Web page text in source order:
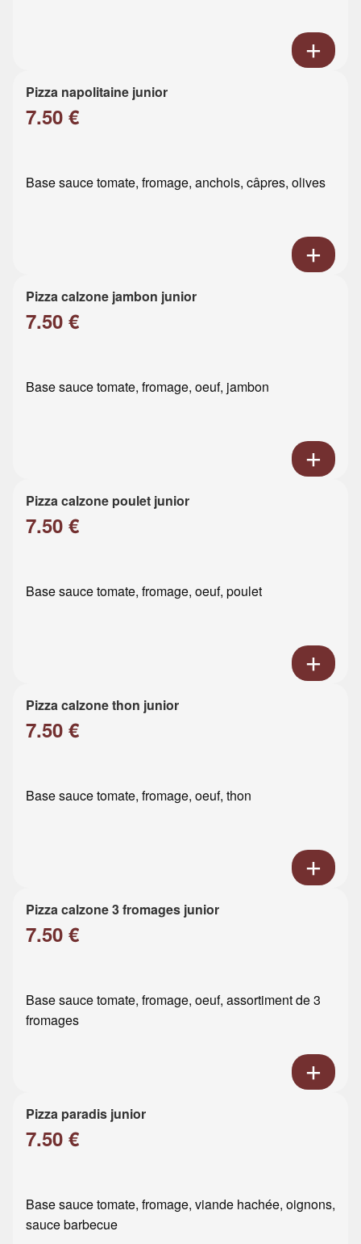
Pizza napolitaine junior
7.50 €
Base sauce tomate, fromage, anchois, câpres, olives
Pizza calzone jambon junior
7.50 €
Base sauce tomate, fromage, oeuf, jambon
Pizza calzone poulet junior
7.50 €
Base sauce tomate, fromage, oeuf, poulet
Pizza calzone thon junior
7.50 €
Base sauce tomate, fromage, oeuf, thon
Pizza calzone 3 fromages junior
7.50 €
Base sauce tomate, fromage, oeuf, assortiment de 3
fromages
Pizza paradis junior
7.50 €
Base sauce tomate, fromage, viande hachée, oignons,
sauce barbecue